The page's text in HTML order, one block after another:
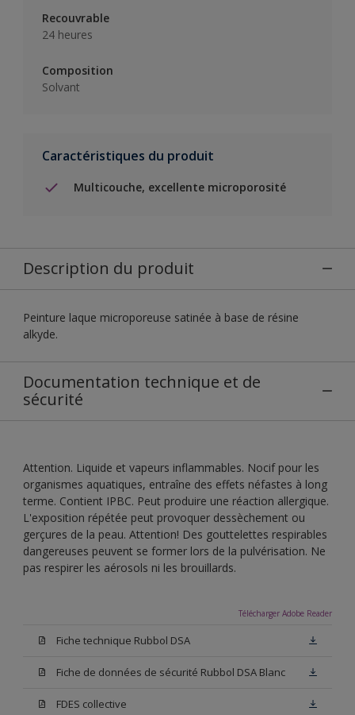
Recouvrable
24 heures
Composition
Solvant
Caractéristiques du produit
Multicouche, excellente microporosité
Description du produit
Peinture laque microporeuse satinée à base de résine
alkyde.
Documentation technique et de
sécurité
Attention. Liquide et vapeurs inflammables. Nocif pour les
organismes aquatiques, entraîne des effets néfastes à long
terme. Contient IPBC. Peut produire une réaction allergique.
L'exposition répétée peut provoquer dessèchement ou
gerçures de la peau. Attention! Des gouttelettes respirables
dangereuses peuvent se former lors de la pulvérisation. Ne
pas respirer les aérosols ni les brouillards.
Télécharger Adobe Reader
Fiche technique Rubbol DSA
Fiche de données de sécurité Rubbol DSA Blanc
FDES collective